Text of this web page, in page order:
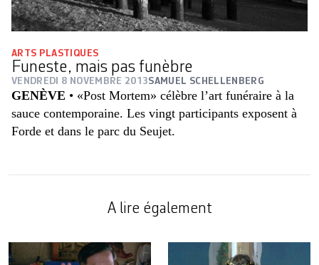
ARTS PLASTIQUES
Funeste, mais pas funèbre
VENDREDI 8 NOVEMBRE 2013SAMUEL SCHELLENBERG
GENÈVE • «Post Mortem» célèbre l’art funéraire à la
sauce contemporaine. Les vingt participants exposent à
Forde et dans le parc du Seujet.
A lire également